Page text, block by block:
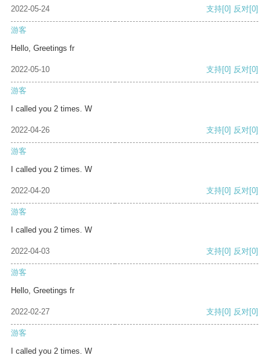
2022-05-24 支持[0] 反对[0]
游客
Hello, Greetings fr
2022-05-10 支持[0] 反对[0]
游客
I called you 2 times. W
2022-04-26 支持[0] 反对[0]
游客
I called you 2 times. W
2022-04-20 支持[0] 反对[0]
游客
I called you 2 times. W
2022-04-03 支持[0] 反对[0]
游客
Hello, Greetings fr
2022-02-27 支持[0] 反对[0]
游客
I called you 2 times. W